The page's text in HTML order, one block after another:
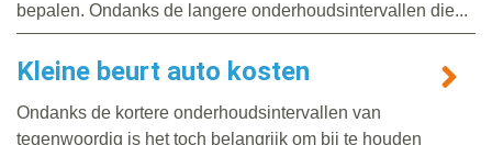
bepalen. Ondanks de langere onderhoudsintervallen die...
Kleine beurt auto kosten
Ondanks de kortere onderhoudsintervallen van
tegenwoordig is het toch belangrijk om bij te houden